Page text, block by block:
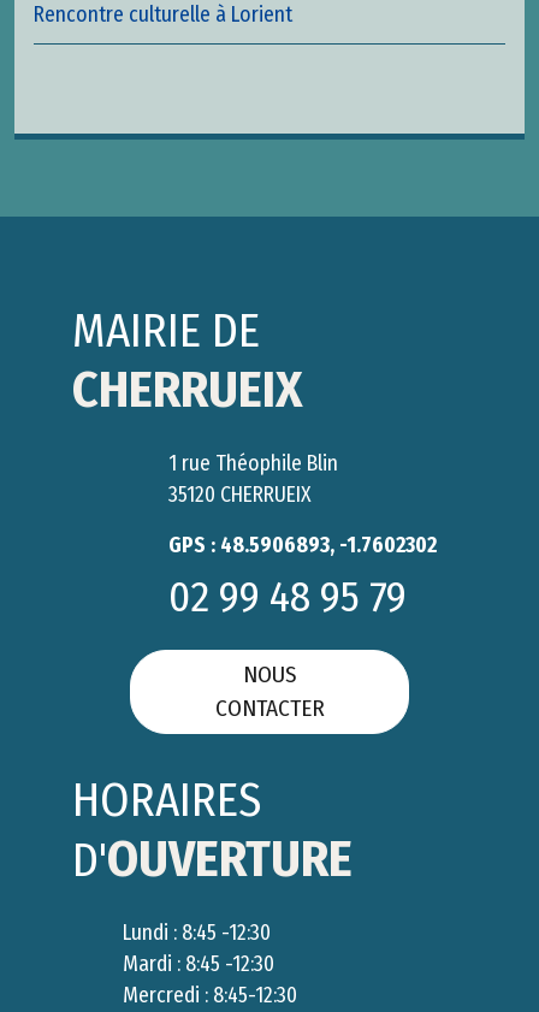
Rencontre culturelle à Lorient
MAIRIE DE
CHERRUEIX
1 rue Théophile Blin
35120 CHERRUEIX
GPS : 48.5906893, -1.7602302
02 99 48 95 79
NOUS
CONTACTER
HORAIRES
D'OUVERTURE
Lundi : 8:45 -12:30
Mardi : 8:45 -12:30
Mercredi : 8:45-12:30